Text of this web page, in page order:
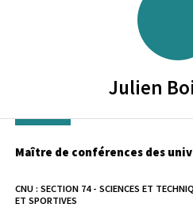
Julien
Maître de conférences des
CNU : SECTION 74 - SCIENCES ET
ET SPORTIVES